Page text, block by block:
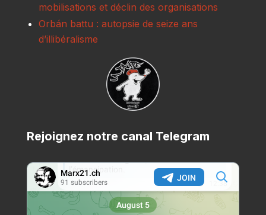
mobilisations et déclin des organisations
Orbán battu : autopsie de seize ans
d’illibéralisme
Rejoignez notre canal Telegram